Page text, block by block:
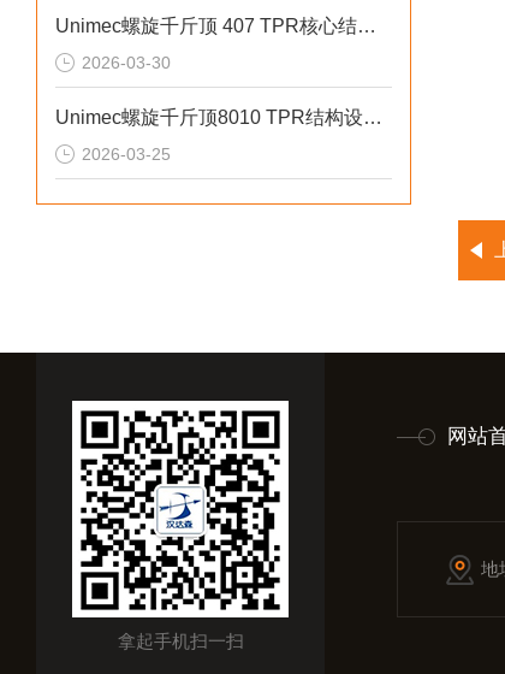
Unimec螺旋千斤顶 407 TPR核心结构设计
2026-03-30
Unimec螺旋千斤顶8010 TPR结构设计及核心部件讲解
2026-03-25
拿起手机扫一扫
网站
地